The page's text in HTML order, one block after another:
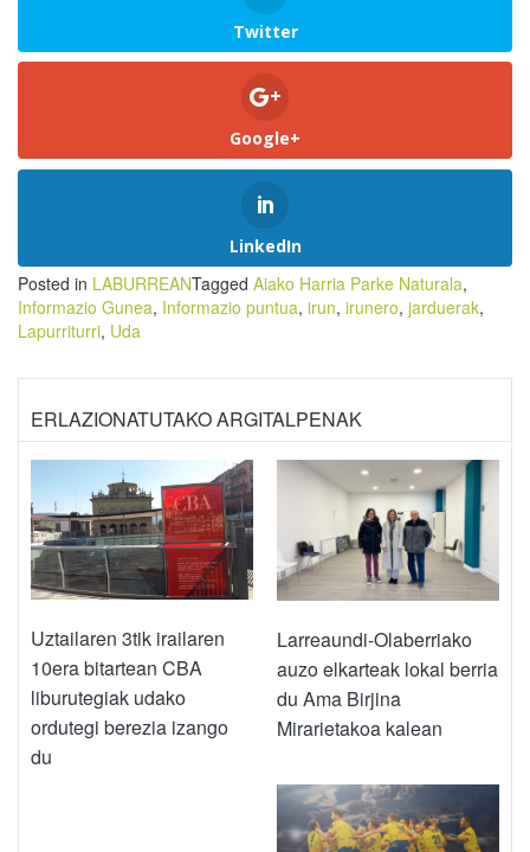
Twitter
Google+
LinkedIn
Posted in LABURREANTagged Aiako Harria Parke Naturala,
Informazio Gunea, Informazio puntua, irun, irunero, jarduerak,
Lapurriturri, Uda
ERLAZIONATUTAKO ARGITALPENAK
Uztailaren 3tik irailaren
10era bitartean CBA
liburutegiak udako
ordutegi berezia izango
du
Larreaundi-Olaberriako
auzo elkarteak lokal berria
du Ama Birjina
Mirarietakoa kalean